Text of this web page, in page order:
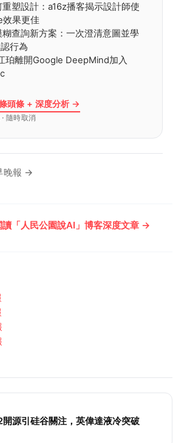
重塑設計：a16z播客揭示設計師使
效果更佳
糊查詢新方案：一次澄清意圖並學
行為
珀離開Google DeepMind加入
頭條 + 深度分析 →
隨時取消
晚報 →
「人民公園說AI」博客深度文章 →
源引硅谷關注，英偉達液冷突破